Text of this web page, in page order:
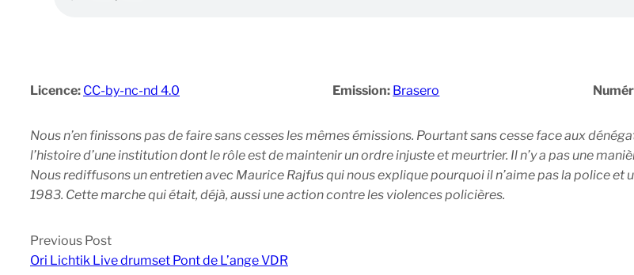
Licence: CC-by-nc-nd 4.0 Emission: Brasero
Nous n’en finissons pas de faire sans cesses les mêmes émissions. Pourtant sans cesse face aux
l’histoire d’une institution dont le rôle est de maintenir un ordre injuste et meurtrier. Il n’y a pas une
Nous rediffusons un entretien avec Maurice Rajfus qui nous explique pourquoi il n’aime pas la police
1983. Cette marche qui était, déjà, aussi une action contre les violences policières.
Previous Post
Ori Lichtik Live drumset Pont de L’ange VDR